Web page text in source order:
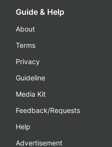
Guide & Help
About
Terms
Privacy
Guideline
Media Kit
Feedback/Requests
Help
Advertisement